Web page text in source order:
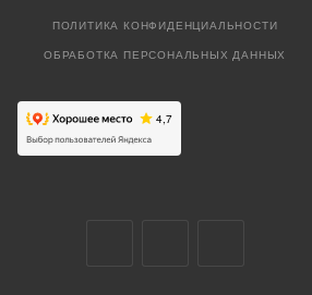
ПОЛИТИКА КОНФИДЕНЦИАЛЬНОСТИ
ОБРАБОТКА ПЕРСОНАЛЬНЫХ ДАННЫХ